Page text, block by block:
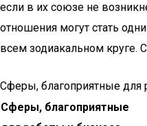
если в их союзе не
отношения могут стать
всем зодиакальном круге.
Сферы, благоприятные для
Сферы, благоприятные